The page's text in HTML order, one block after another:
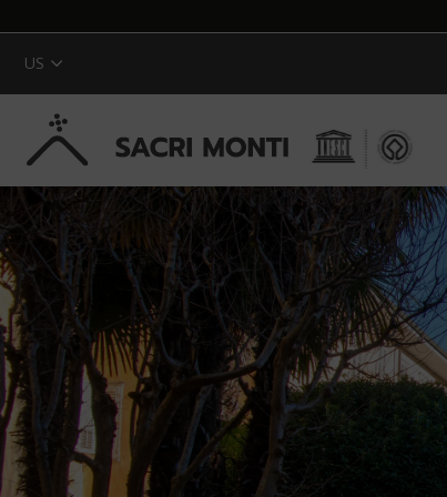
Skip to Main Content
US